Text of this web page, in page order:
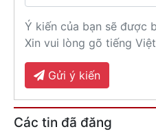
Ý kiến của bạn sẽ được
Xin vui lòng gõ tiếng
Gửi ý kiến
Các tin đã đăng